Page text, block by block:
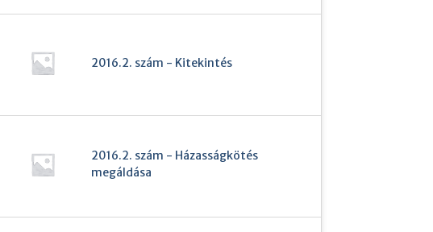
2016.2. szám - Kitekintés
2016.2. szám - Házasságkötés
megáldása